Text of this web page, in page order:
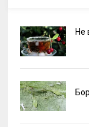
Не